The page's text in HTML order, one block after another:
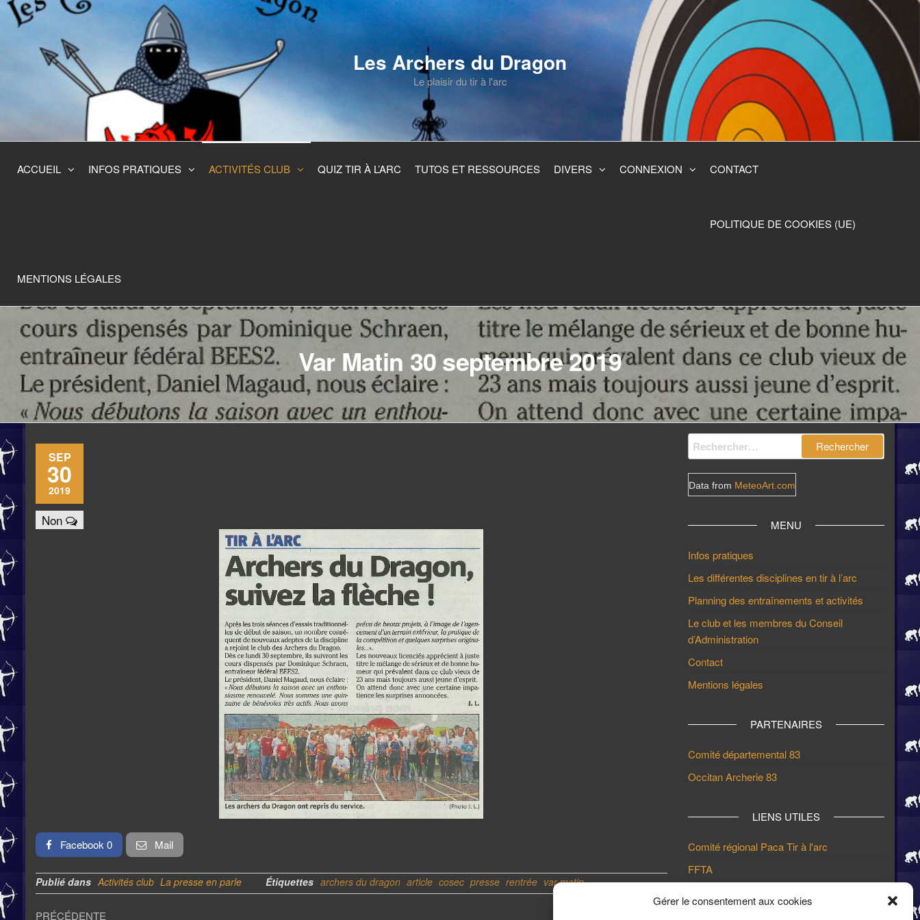
Gérer le consentement aux cookies
Skip
Les Archers du Dragon
Le plaisir du tir à l'arc
ACCUEIL INFOS PRATIQUES ACTIVITÉS CLUB QUIZ TIR À L’ARC TUTOS ET RESSOURCES DIVERS CONNEXION CONTACT
POLITIQUE DE COOKIES (UE)
MENTIONS LÉGALES
Var Matin 30 septembre 2019
SEP
30
2019
Non
Facebook 0 Mail
Publié dans Activités club La presse en parle Étiquettes archers du dragon article cosec presse rentrée var matin
Article
PRÉCÉDENTE
Rechercher :
Data from MeteoArt.com
MENU
Infos pratiques
Les différentes disciplines en tir à l’arc
Planning des entraînements et activités
Le club et les membres du Conseil
d’Administration
Contact
Mentions légales
PARTENAIRES
Comité départemental 83
Occitan Archerie 83
LIENS UTILES
Comité régional Paca Tir à l'arc
FFTA